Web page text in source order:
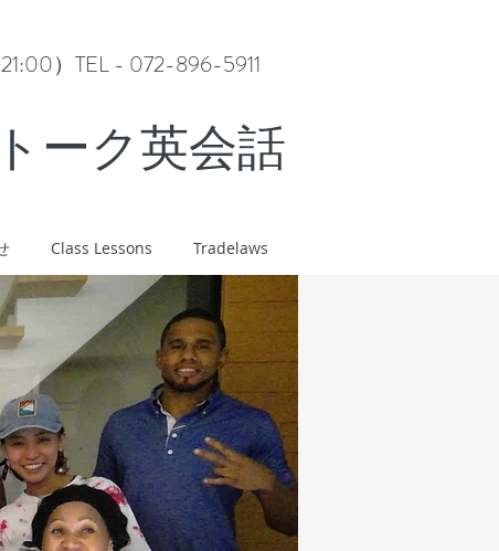
）TEL - 072-896-5911
ーク英会話
Class Lessons Tradelaws